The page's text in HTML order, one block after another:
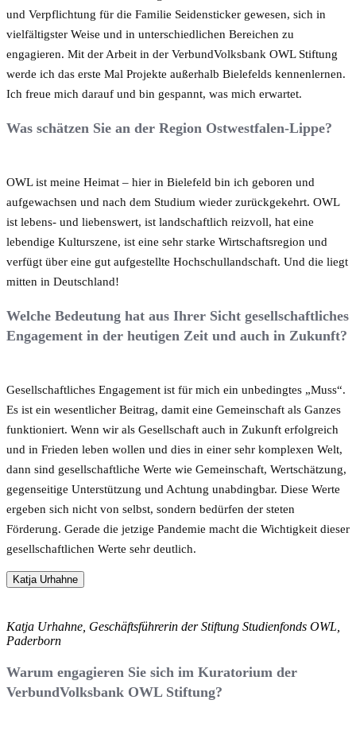
und Verpflichtung für die Familie Seidensticker gewesen, sich in
vielfältigster Weise und in unterschiedlichen Bereichen zu
engagieren. Mit der Arbeit in der VerbundVolksbank OWL Stiftung
werde ich das erste Mal Projekte außerhalb Bielefelds kennenlernen.
Ich freue mich darauf und bin gespannt, was mich erwartet.
Was schätzen Sie an der Region Ostwestfalen-Lippe?
OWL ist meine Heimat – hier in Bielefeld bin ich geboren und
aufgewachsen und nach dem Studium wieder zurückgekehrt. OWL
ist lebens- und liebenswert, ist landschaftlich reizvoll, hat eine
lebendige Kulturszene, ist eine sehr starke Wirtschaftsregion und
verfügt über eine gut aufgestellte Hochschullandschaft. Und die liegt
mitten in Deutschland!
Welche Bedeutung hat aus Ihrer Sicht gesellschaftliches
Engagement in der heutigen Zeit und auch in Zukunft?
Gesellschaftliches Engagement ist für mich ein unbedingtes „Muss“.
Es ist ein wesentlicher Beitrag, damit eine Gemeinschaft als Ganzes
funktioniert. Wenn wir als Gesellschaft auch in Zukunft erfolgreich
und in Frieden leben wollen und dies in einer sehr komplexen Welt,
dann sind gesellschaftliche Werte wie Gemeinschaft, Wertschätzung,
gegenseitige Unterstützung und Achtung unabdingbar. Diese Werte
ergeben sich nicht von selbst, sondern bedürfen der steten
Förderung. Gerade die jetzige Pandemie macht die Wichtigkeit dieser
gesellschaftlichen Werte sehr deutlich.
Katja Urhahne
Katja Urhahne, Geschäftsführerin der Stiftung Studienfonds OWL,
Paderborn
Warum engagieren Sie sich im Kuratorium der
VerbundVolksbank OWL Stiftung?